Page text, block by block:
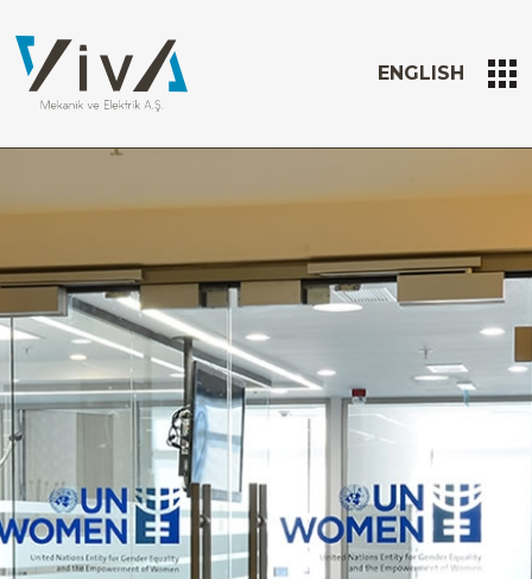
ENGLISH